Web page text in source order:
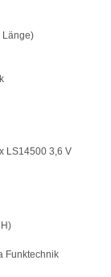
Länge)
LS14500 3,6 V
Funktechnik